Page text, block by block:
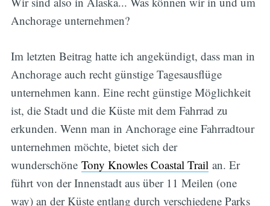
Anchorage unternehmen?
Im letzten Beitrag hatte ich angekündigt, dass man in
Anchorage auch recht günstige Tagesausflüge
unternehmen kann. Eine recht günstige Möglichkeit
ist, die Stadt und die Küste mit dem Fahrrad zu
erkunden. Wenn man in Anchorage eine Fahrradtour
unternehmen möchte, bietet sich der
wunderschöne Tony Knowles Coastal Trail an. Er
führt von der Innenstadt aus über 11 Meilen (one
way) an der Küste entlang durch verschiedene Parks